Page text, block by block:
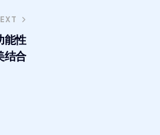
能性
结合